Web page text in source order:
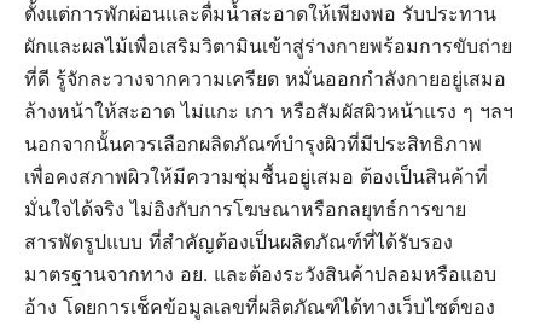
ตั้งแต่การพักผ่อนและดื่มน้ำสะอาดให้เพียงพอ รับประทาน
ผักและผลไม้เพื่อเสริมวิตามินเข้าสู่ร่างกายพร้อมการขับถ่าย
ที่ดี รู้จักละวางจากความเครียด หมั่นออกกำลังกายอยู่เสมอ
ล้างหน้าให้สะอาด ไม่แกะ เกา หรือสัมผัสผิวหน้าแรง ๆ ฯลฯ
นอกจากนั้นควรเลือกผลิตภัณฑ์บำรุงผิวที่มีประสิทธิภาพ
เพื่อคงสภาพผิวให้มีความชุ่มชื้นอยู่เสมอ ต้องเป็นสินค้าที่
มั่นใจได้จริง ไม่อิงกับการโฆษณาหรือกลยุทธ์การขาย
สารพัดรูปแบบ ที่สำคัญต้องเป็นผลิตภัณฑ์ที่ได้รับรอง
มาตรฐานจากทาง อย. และต้องระวังสินค้าปลอมหรือแอบ
อ้าง โดยการเช็คข้อมูลเลขที่ผลิตภัณฑ์ได้ทางเว็บไซต์ของ